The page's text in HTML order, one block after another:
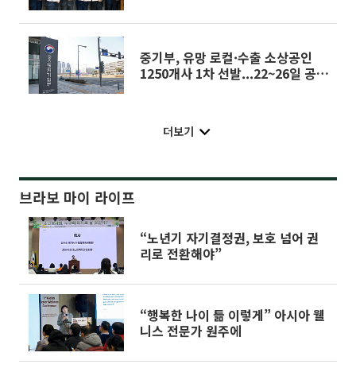
중기부, 유망 로컬·수출 소상공인
1250개사 1차 선발...22~26일 공개
더보기
브라보 마이 라이프
“노년기 자기결정권, 보호 넘어 권
리로 전환해야”
“행복한 나이 듦 이렇게” 아시아 웰
니스 전문가 원주에